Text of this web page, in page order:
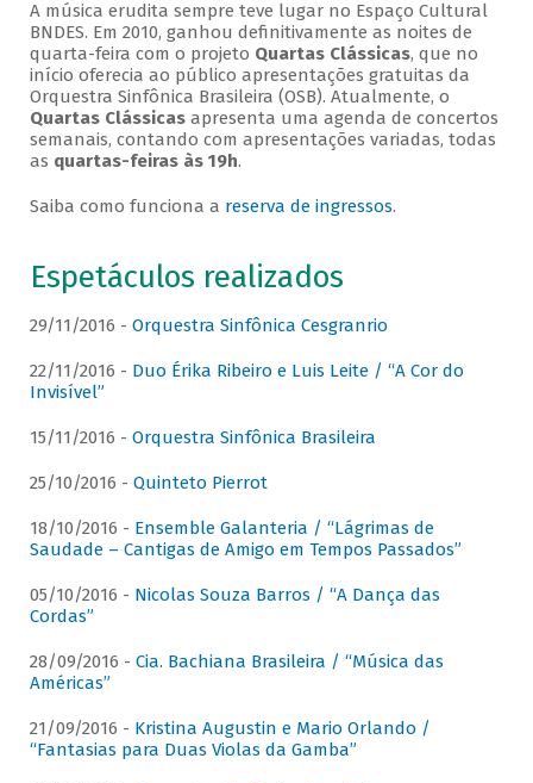
A música erudita sempre teve lugar no Espaço Cultural
BNDES. Em 2010, ganhou definitivamente as noites de
quarta-feira com o projeto Quartas Clássicas, que no
início oferecia ao público apresentações gratuitas da
Orquestra Sinfônica Brasileira (OSB). Atualmente, o
Quartas Clássicasapresenta uma agenda de concertos
semanais, contando com apresentações variadas, todas
as quartas-feiras às 19h.
Saiba como funciona a reserva de ingressos.
Espetáculos realizados
29/11/2016 - Orquestra Sinfônica Cesgranrio
22/11/2016 - Duo Érika Ribeiro e Luis Leite / “A Cor do
Invisível”
15/11/2016 - Orquestra Sinfônica Brasileira
25/10/2016 - Quinteto Pierrot
18/10/2016 - Ensemble Galanteria / “Lágrimas de
Saudade – Cantigas de Amigo em Tempos Passados”
05/10/2016 - Nicolas Souza Barros / “A Dança das
Cordas”
28/09/2016 - Cia. Bachiana Brasileira / “Música das
Américas”
21/09/2016 - Kristina Augustin e Mario Orlando /
“Fantasias para Duas Violas da Gamba”